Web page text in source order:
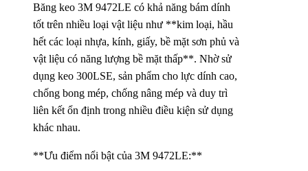
Băng keo 3M 9472LE có khả năng bám dính
tốt trên nhiều loại vật liệu như **kim loại, hầu
hết các loại nhựa, kính, giấy, bề mặt sơn phủ và
vật liệu có năng lượng bề mặt thấp**. Nhờ sử
dụng keo 300LSE, sản phẩm cho lực dính cao,
chống bong mép, chống nâng mép và duy trì
liên kết ổn định trong nhiều điều kiện sử dụng
khác nhau.
**Ưu điểm nổi bật của 3M 9472LE:**